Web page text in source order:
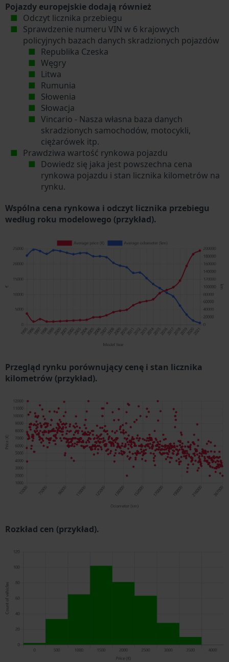
Pojazdy europejskie dodają również
Odczyt licznika przebiegu
Sprawdzenie numeru VIN w 6 krajowych
policyjnych bazach danych skradzionych pojazdów
Republika Czeska
Węgry
Litwa
Rumunia
Słowenia
Słowacja
Vincario - Nasza własna baza danych
skradzionych samochodów, motocykli,
ciężarówek itp.
Prawdziwa wartość rynkowa pojazdu
Dowiedz się jaka jest powszechna cena
rynkowa pojazdu i stan licznika kilometrów na
rynku.
Wspólna cena rynkowa i odczyt licznika przebiegu
według roku modelowego (przykład).
Przegląd rynku porównujący cenę i stan licznika
kilometrów (przykład).
Rozkład cen (przykład).